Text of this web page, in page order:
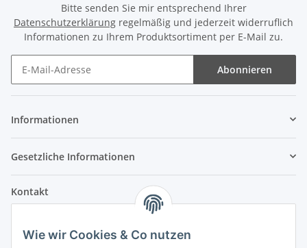
Bitte senden Sie mir entsprechend Ihrer
Datenschutzerklärung regelmäßig und jederzeit widerruflich
Informationen zu Ihrem Produktsortiment per E-Mail zu.
Abonnieren
Informationen
Gesetzliche Informationen
Kontakt
Im Weiherfeld 10
Wie wir Cookies & Co nutzen